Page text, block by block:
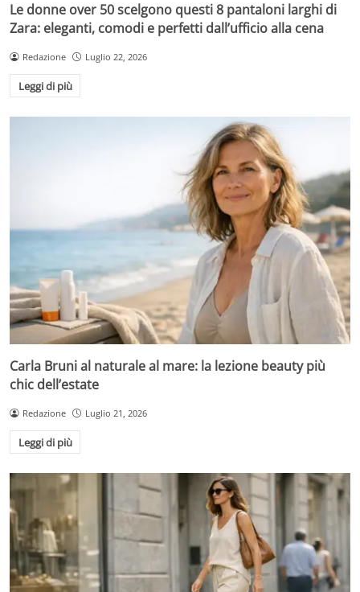
Le donne over 50 scelgono questi 8 pantaloni larghi di
Zara: eleganti, comodi e perfetti dall’ufficio alla cena
Redazione Luglio 22, 2026
Leggi di più
Carla Bruni al naturale al mare: la lezione beauty più
chic dell’estate
Redazione Luglio 21, 2026
Leggi di più